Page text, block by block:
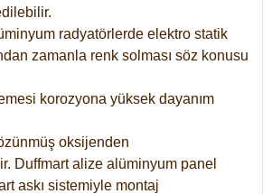
radyatörlerde elektro statik
zamanla renk solması söz konusu
korozyona yüksek dayanım
oksijenden
Duffmart alize alüminyum panel
askı sistemiyle montaj